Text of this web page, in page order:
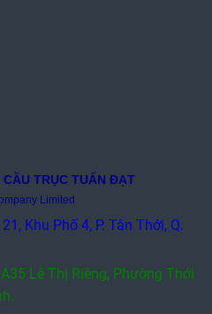
CẦU TRỤC TUẤN ĐẠT
Limited
Khu Phố 4, P. Tân Thới, Q.
Lê Thị Riêng, Phường Thới